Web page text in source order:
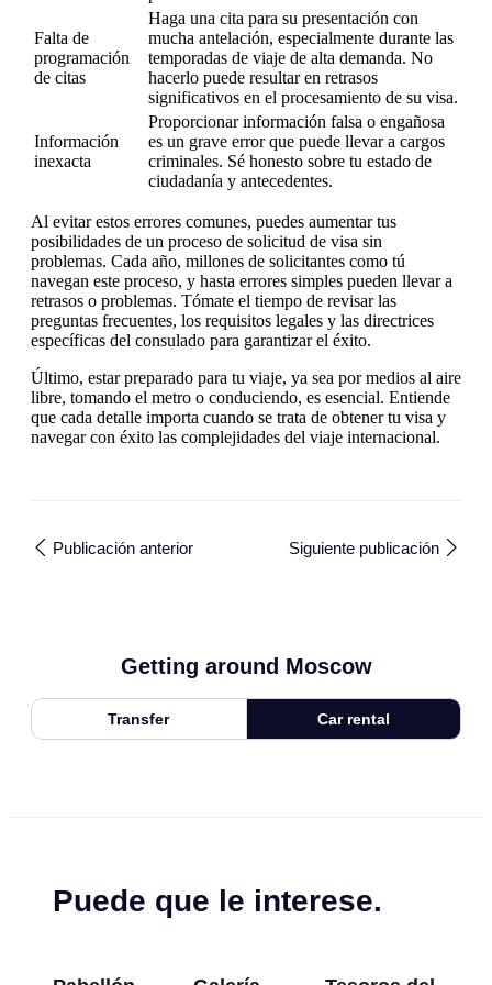
Falta de
programación
de citas
Haga una cita para su presentación con
mucha antelación, especialmente durante las
temporadas de viaje de alta demanda. No
hacerlo puede resultar en retrasos
significativos en el procesamiento de su visa.
Información
inexacta
Proporcionar información falsa o engañosa
es un grave error que puede llevar a cargos
criminales. Sé honesto sobre tu estado de
ciudadanía y antecedentes.
Al evitar estos errores comunes, puedes aumentar tus
posibilidades de un proceso de solicitud de visa sin
problemas. Cada año, millones de solicitantes como tú
navegan este proceso, y hasta errores simples pueden llevar a
retrasos o problemas. Tómate el tiempo de revisar las
preguntas frecuentes, los requisitos legales y las directrices
específicas del consulado para garantizar el éxito.
Último, estar preparado para tu viaje, ya sea por medios al aire
libre, tomando el metro o conduciendo, es esencial. Entiende
que cada detalle importa cuando se trata de obtener tu visa y
navegar con éxito las complejidades del viaje internacional.
Publicación anterior Siguiente publicación
Getting around Moscow
Transfer Car rental
Puede que le interese.